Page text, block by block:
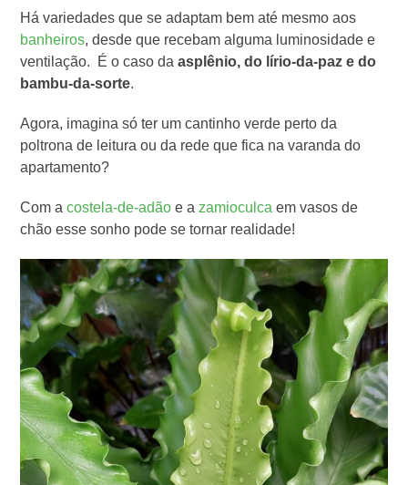
Há variedades que se adaptam bem até mesmo aos
banheiros, desde que recebam alguma luminosidade e
ventilação. É o caso daasplênio, do lírio-da-paz e do
bambu-da-sorte.
Agora, imagina só ter um cantinho verde perto da
poltrona de leitura ou da rede que fica na varanda do
apartamento?
Com acostela-de-adão e a zamioculca em vasos de
chão esse sonho pode se tornar realidade!